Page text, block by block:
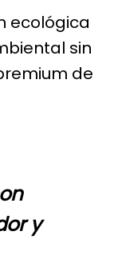
ecológica
sin
de
y